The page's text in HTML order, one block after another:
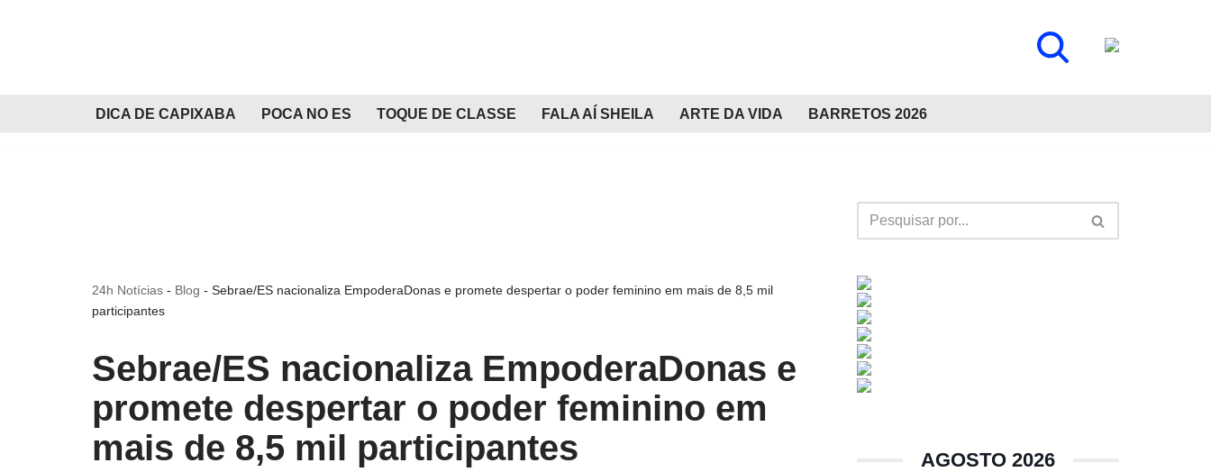
DICA DE CAPIXABA POCA NO ES TOQUE DE CLASSE FALA AÍ SHEILA ARTE DA VIDA BARRETOS 2026
24h Notícias - Blog - Sebrae/ES nacionaliza EmpoderaDonas e promete despertar o poder feminino em mais de 8,5 mil
participantes
Sebrae/ES nacionaliza EmpoderaDonas e
promete despertar o poder feminino em
mais de 8,5 mil participantes
AGOSTO 2026